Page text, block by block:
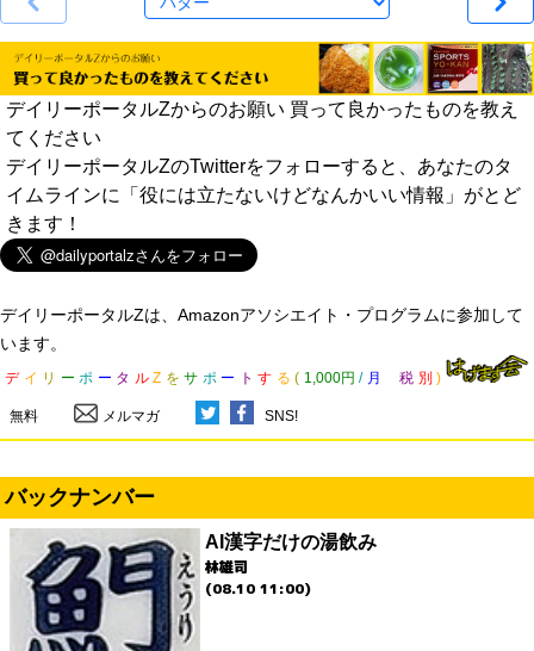
デイリーポータルZからのお願い 買って良かったものを教え
てください
デイリーポータルZのTwitterをフォローすると、あなたのタ
イムラインに「役には立たないけどなんかいい情報」がとど
きます！
デイリーポータルZは、Amazonアソシエイト・プログラムに参加して
います。
デ イ リ ー ポ ー タ ル Z を サ ポ ー ト す る ( 1,000円 / 月 税 別 )
無料 メルマガ SNS!
バックナンバー
AI漢字だけの湯飲み
林雄司
(08.10 11:00)